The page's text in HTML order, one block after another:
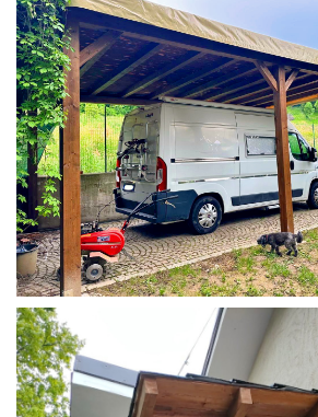
COPERTURA CAMPER